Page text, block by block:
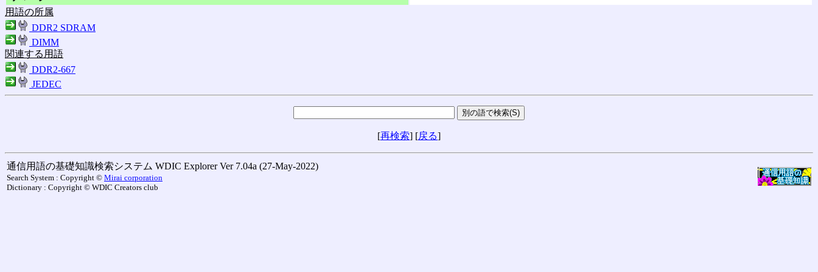
用語の所属
DDR2 SDRAM
DIMM
関連する用語
DDR2-667
JEDEC
[再検索] [戻る]
通信用語の基礎知識検索システム WDIC Explorer Ver 7.04a (27-May-2022)
Search System : Copyright © Mirai corporation
Dictionary : Copyright © WDIC Creators club